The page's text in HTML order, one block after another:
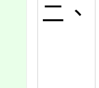
二、